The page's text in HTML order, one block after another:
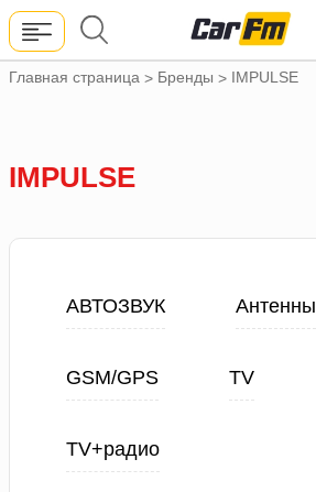
Главная страница > Бренды > IMPULSE
IMPULSE
АВТОЗВУК Антенны
GSM/GPS TV
TV+радио